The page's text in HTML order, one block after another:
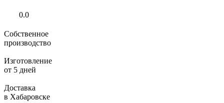
0.0
Собственное
производство
Изготовление
от 5 дней
Доставка
в Хабаровске